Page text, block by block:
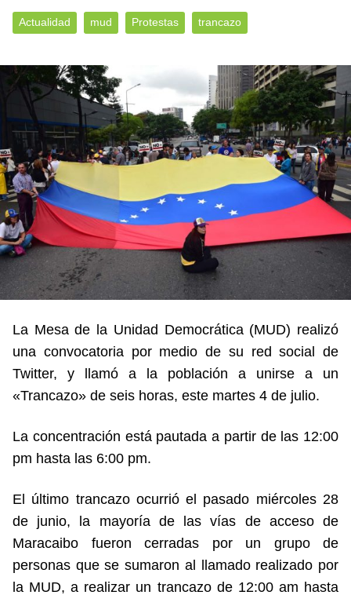
Actualidad mud Protestas trancazo
La Mesa de la Unidad Democrática (MUD) realizó
una convocatoria por medio de su red social de
Twitter, y llamó a la población a unirse a un
«Trancazo» de seis horas, este martes 4 de julio.
La concentración está pautada a partir de las 12:00
pm hasta las 6:00 pm.
El último trancazo ocurrió el pasado miércoles 28
de junio, la mayoría de las vías de acceso de
Maracaibo fueron cerradas por un grupo de
personas que se sumaron al llamado realizado por
la MUD, a realizar un trancazo de 12:00 am hasta